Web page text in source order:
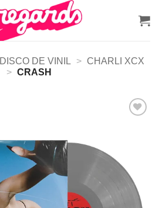
DISCO DE VINIL >
CHARLI XCX
> CRASH